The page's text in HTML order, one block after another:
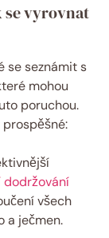
se vyrovnat
se seznámit s
mohou
poruchou.
všech
a ječmen.